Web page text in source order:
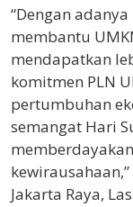
“Dengan
membantu
mendapatkan
komitmen PLN
pertumbuhan
semangat Hari
Jakarta Raya,